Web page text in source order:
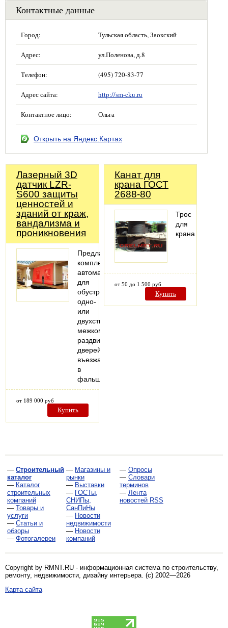
Контактные данные
Город: Тульская область, Заокский
Адрес: ул.Поленова, д.8
Телефон: (495) 720-83-77
Адрес сайта: http://sm-cku.ru
Контактное лицо: Ольга
Открыть на Яндекс.Картах
Лазерный 3D
датчик LZR-
S600 защиты
ценностей и
зданий от краж,
вандализма и
проникновения
Предлагаем
комплекты
автоматики
для
обустройства
одно-
или
двухстворчатых
межкомнатных
раздвижных
дверей,
въезжающих
в
фальшстену..
от 189 000 руб
Купить
Канат для
крана ГОСТ
2688-80
Трос
для
крана
от 50 до 1 500 руб
Купить
— Строительный
каталог
— Каталог
строительных
компаний
— Товары и
услуги
— Статьи и
обзоры
— Фотогалереи
— Магазины и
рынки
— Выставки
— ГОСТы,
СНИПы,
СанПиНы
— Новости
недвижимости
— Новости
компаний
— Опросы
— Словари
терминов
— Лента
новостей RSS
Copyright by RMNT.RU - информационная система по строительству,
ремонту, недвижимости, дизайну интерьера. (c) 2002—2026
Карта сайта